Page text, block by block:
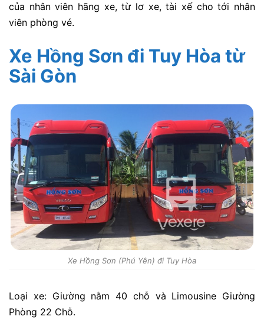
của nhân viên hãng xe, từ lơ xe, tài xế cho tới nhân
viên phòng vé.
Xe Hồng Sơn đi Tuy Hòa từ
Sài Gòn
Xe Hồng Sơn (Phú Yên) đi Tuy Hòa
Loại xe: Giường nằm 40 chỗ và Limousine Giường
Phòng 22 Chỗ.